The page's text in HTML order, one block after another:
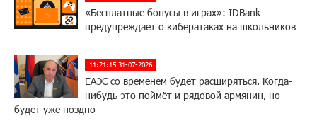
«Бесплатные бонусы в играх»: IDBank
предупреждает о кибератаках на школьников
11:21:15 31-07-2026
ЕАЭС со временем будет расширяться. Когда-
нибудь это поймёт и рядовой армянин, но
будет уже поздно